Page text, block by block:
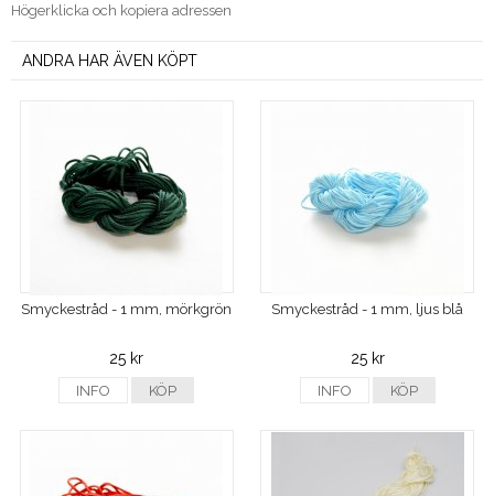
Högerklicka och kopiera adressen
ANDRA HAR ÄVEN KÖPT
Smyckestråd - 1 mm, mörkgrön
25 kr
INFO KÖP
Smyckestråd - 1 mm, ljus blå
25 kr
INFO KÖP